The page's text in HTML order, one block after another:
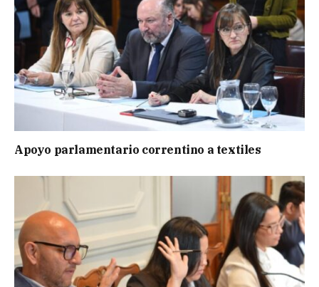
Apoyo parlamentario correntino a textiles